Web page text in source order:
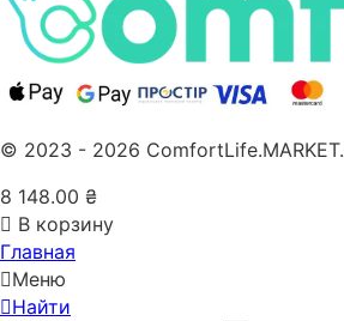
© 2023 - 2026 ComfortLife.MARKET.
8 148.00 ₴
В корзину
Главная
Меню
Найти